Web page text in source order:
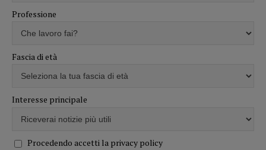
Professione
Fascia di età
Interesse principale
Procedendo accetti la privacy policy